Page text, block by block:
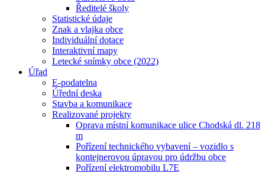
Ředitelé školy
Statistické údaje
Znak a vlajka obce
Individuální dotace
Interaktivní mapy
Letecké snímky obce (2022)
Úřad
E-podatelna
Úřední deska
Stavba a komunikace
Realizované projekty
Oprava místní komunikace ulice Chodská dl. 218
m
Pořízení technického vybavení – vozidlo s
kontejnerovou úpravou pro údržbu obce
Pořízení elektromobilu L7E